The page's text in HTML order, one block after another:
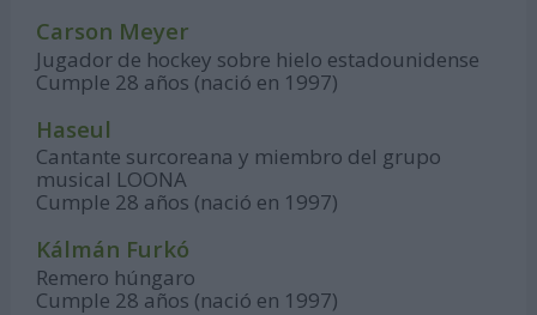
Carson Meyer
Jugador de hockey sobre hielo estadounidense
Cumple 28 años (nació en 1997)
Haseul
Cantante surcoreana y miembro del grupo
musical LOONA
Cumple 28 años (nació en 1997)
Kálmán Furkó
Remero húngaro
Cumple 28 años (nació en 1997)